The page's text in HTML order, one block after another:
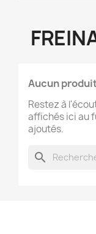
Aucun
Restez à
affichés ici au
ajoutés.
search